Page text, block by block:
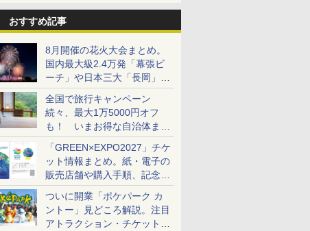
おすすめ記事
8月開催の花火大会まとめ。
国内最大級2.4万発「幕張ビ
ーチ」や日本三大「長岡」な
ど大型イベント目白押し！
全国で旅行キャンペーン
続々、最大1万5000円オフ
も！ いまお得な自治体まと
め
「GREEN×EXPO2027」チケ
ット情報まとめ。紙・電子の
販売店舗や購入手順、記念チ
ケットも解説
ついに開業「ポケパーク カ
ントー」見どころ解説。注目
アトラクション・チケット手